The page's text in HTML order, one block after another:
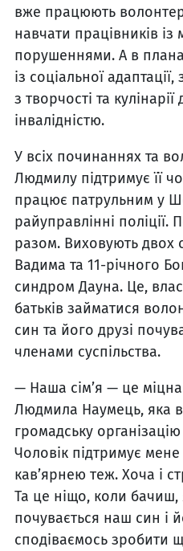
вже працюють
навчати працівників
порушеннями. А в
із соціальної
з творчості та
інвалідністю.
У всіх починаннях та
Людмилу підтримує її
працює патрульним у
райуправлінні
разом. Виховують двох
Вадима та 11-річного
синдром Дауна. Це,
батьків займатися
син та його друзі
членами суспільства.
— Наша сім’я — це
Людмила Наумець, яка
громадську
Чоловік підтримує
кав’ярнею теж. Хоча і
Та це ніщо, коли
почувається наш син і
сподіваємось зробити